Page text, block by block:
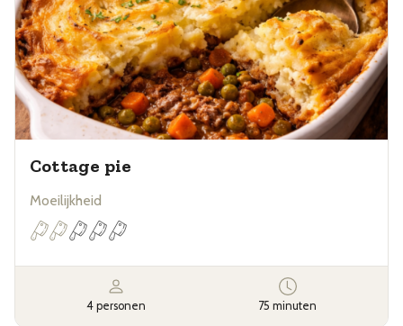
Cottage pie
Moeilijkheid
4 personen 75 minuten